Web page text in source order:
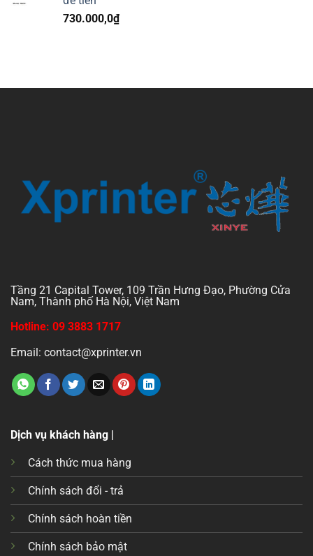
730.000,0₫
Tầng 21 Capital Tower, 109 Trần Hưng Đạo, Phường Cửa
Nam, Thành phố Hà Nội, Việt Nam
Hotline: 09 3883 1717
Email: contact@xprinter.vn
Dịch vụ khách hàng |
Cách thức mua hàng
Chính sách đổi - trả
Chính sách hoàn tiền
Chính sách bảo mật